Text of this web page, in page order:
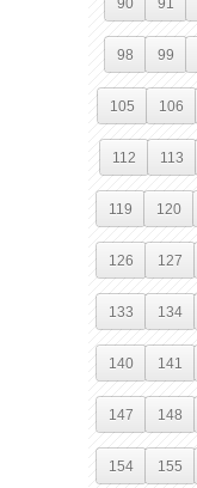
90 91
98 99
105 106
112 113
119 120
126 127
133 134
140 141
147 148
154 155